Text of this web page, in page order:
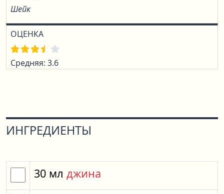
Шейк
ОЦЕНКА
Средняя: 3.6
ИНГРЕДИЕНТЫ
30 мл джина